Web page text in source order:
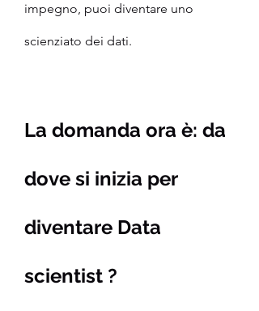
impegno, puoi diventare uno
scienziato dei dati.
La domanda ora è: da
dove si inizia per
diventare Data
scientist ?